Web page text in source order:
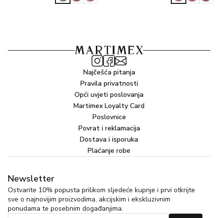
Najčešća pitanja
Pravila privatnosti
Opći uvjeti poslovanja
Martimex Loyalty Card
Poslovnice
Povrat i reklamacija
Dostava i isporuka
Plaćanje robe
Newsletter
Ostvarite 10% popusta prilikom sljedeće kupnje i prvi otkrijte
sve o najnovijim proizvodima, akcijskim i ekskluzivnim
ponudama te posebnim događanjima.